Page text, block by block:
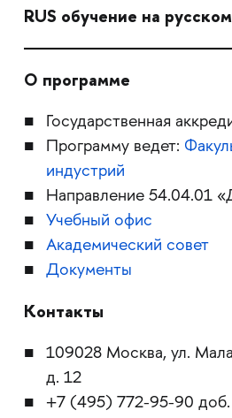
RUS обучение на
О программе
Государственная
Программу ведет:
индустрий
Направление 54.04.01
Учебный офис
Академический совет
Документы
Контакты
109028 Москва, ул.
д. 12
+7 (495) 772-95-90